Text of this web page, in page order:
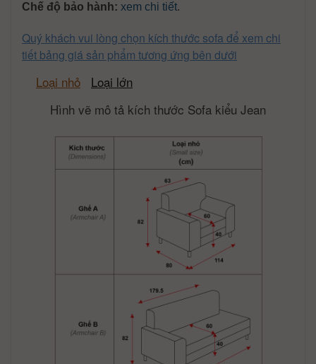
Chế độ bảo hành: xem chi tiết.
Quý khách vui lòng chọn kích thước sofa để xem chi
tiết bảng giá sản phẩm tương ứng bên dưới
Loại nhỏ
Loại lớn
Hình vẽ mô tả kích thước Sofa kiểu Jean